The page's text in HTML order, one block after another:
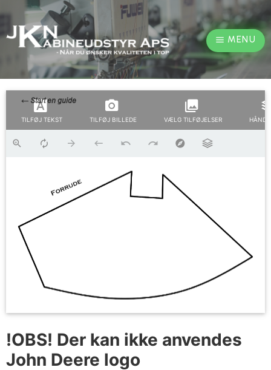
MENU
TILFØJ TEKST TILFØJ BILLEDE VÆLG TILFØJELSER
!OBS! Der kan ikke anvendes
John Deere logo